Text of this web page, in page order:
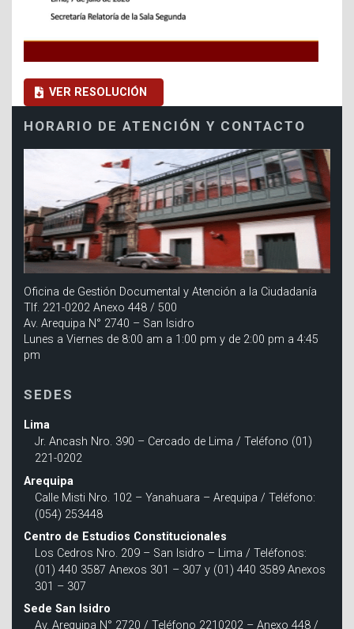
VER RESOLUCIÓN
HORARIO DE ATENCIÓN Y CONTACTO
Oficina de Gestión Documental y Atención a la Ciudadanía
Tlf. 221-0202 Anexo 448 / 500
Av. Arequipa N° 2740 – San Isidro
Lunes a Viernes de 8:00 am a 1:00 pm y de 2:00 pm a 4:45
pm
SEDES
Lima
Jr. Ancash Nro. 390 – Cercado de Lima / Teléfono (01)
221-0202
Arequipa
Calle Misti Nro. 102 – Yanahuara – Arequipa / Teléfono:
(054) 253448
Centro de Estudios Constitucionales
Los Cedros Nro. 209 – San Isidro – Lima / Teléfonos:
(01) 440 3587 Anexos 301 – 307 y (01) 440 3589 Anexos
301 – 307
Sede San Isidro
Av. Arequipa N° 2720 / Teléfono 2210202 – Anexo 448 /